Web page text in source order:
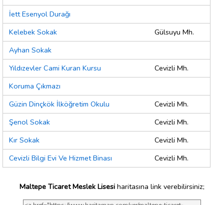
İett Esenyol Durağı
Kelebek Sokak
Gülsuyu Mh.
Ayhan Sokak
Yıldızevler Cami Kuran Kursu
Cevizli Mh.
Koruma Çıkmazı
Güzin Dinçkök İlköğretim Okulu
Cevizli Mh.
Şenol Sokak
Cevizli Mh.
Kır Sokak
Cevizli Mh.
Cevizli Bilgi Evi Ve Hizmet Binası
Cevizli Mh.
Maltepe Ticaret Meslek Lisesi haritasına link verebilirsiniz;